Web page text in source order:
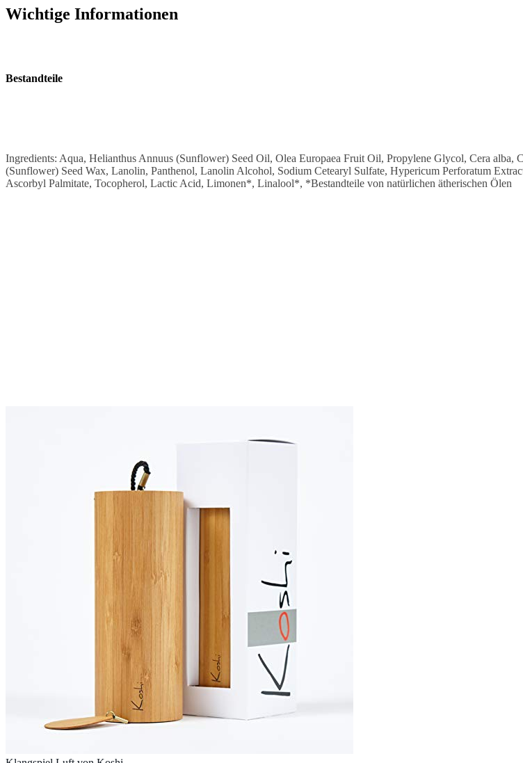
Wichtige Informationen
Bestandteile
Ingredients: Aqua, Helianthus Annuus (Sunflower) Seed Oil, Olea Europaea Fruit Oil, Propylene Glycol, Cera
(Sunflower) Seed Wax, Lanolin, Panthenol, Lanolin Alcohol, Sodium Cetearyl Sulfate, Hypericum Perforatum
Ascorbyl Palmitate, Tocopherol, Lactic Acid, Limonen*, Linalool*, *Bestandteile von natürlichen ätherischen Ölen